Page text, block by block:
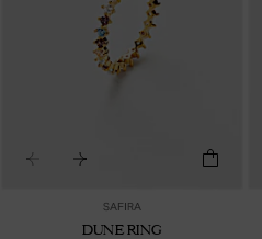
SAFIRA
DUNE RING